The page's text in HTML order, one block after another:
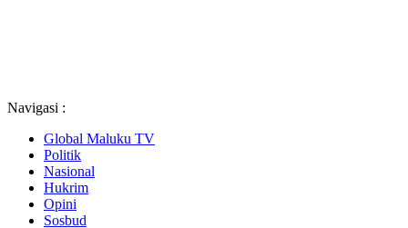
Navigasi :
Global Maluku TV
Politik
Nasional
Hukrim
Opini
Sosbud